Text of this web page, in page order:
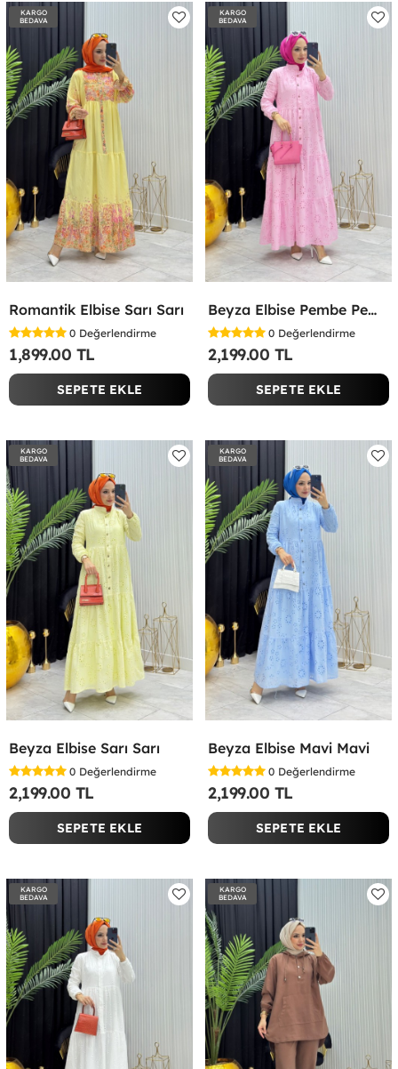
KARGO
BEDAVA
Romantik Elbise Sarı Sarı
0 Değerlendirme
1,899.00 TL
SEPETE EKLE
KARGO
BEDAVA
Beyza Elbise Pembe Pembe
0 Değerlendirme
2,199.00 TL
SEPETE EKLE
KARGO
BEDAVA
Beyza Elbise Sarı Sarı
0 Değerlendirme
2,199.00 TL
SEPETE EKLE
KARGO
BEDAVA
Beyza Elbise Mavi Mavi
0 Değerlendirme
2,199.00 TL
SEPETE EKLE
KARGO
BEDAVA
KARGO
BEDAVA